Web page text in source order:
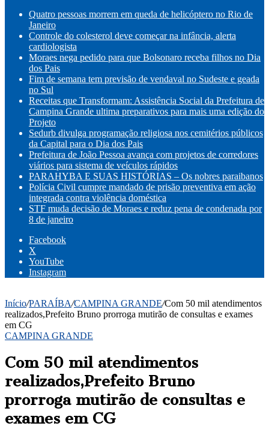
Quatro pessoas morrem em queda de helicóptero no Rio de
Janeiro
Controle do colesterol deve começar na infância, alerta
cardiologista
Moraes nega pedido para que Bolsonaro receba filhos no Dia
dos Pais
Fim de semana tem previsão de vendaval no Sudeste e geada
no Sul
Receitas que Transformam: Assistência Social da Prefeitura de
Campina Grande ultima preparativos para mais uma edição do
Projeto
Sedurb divulga programação religiosa nos cemitérios públicos
da Capital para o Dia dos Pais
Prefeitura de João Pessoa avança com projetos de corredores
viários para sistema de veículos rápidos
PARAHYBA E SUAS HISTÓRIAS – Os nobres paraibanos
Polícia Civil cumpre mandado de prisão preventiva em ação
integrada contra violência doméstica
STF muda decisão de Moraes e reduz pena de condenada por
8 de janeiro
Facebook
X
YouTube
Instagram
Início/PARAÍBA/CAMPINA GRANDE/Com 50 mil atendimentos
realizados,Prefeito Bruno prorroga mutirão de consultas e exames
em CG
CAMPINA GRANDE
Com 50 mil atendimentos
realizados,Prefeito Bruno
prorroga mutirão de consultas e
exames em CG